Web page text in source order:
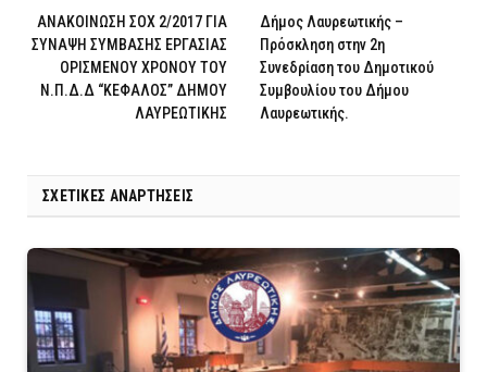
ΑΝΑΚΟΙΝΩΣΗ ΣΟΧ 2/2017 ΓΙΑ
ΣΥΝΑΨΗ ΣΥΜΒΑΣΗΣ ΕΡΓΑΣΙΑΣ
ΟΡΙΣΜΕΝΟΥ ΧΡΟΝΟΥ ΤΟΥ
Ν.Π.Δ.Δ “ΚΕΦΑΛΟΣ” ΔΗΜΟΥ
ΛΑΥΡΕΩΤΙΚΗΣ
Δήμος Λαυρεωτικής –
Πρόσκληση στην 2η
Συνεδρίαση του Δημοτικού
Συμβουλίου του Δήμου
Λαυρεωτικής.
ΣΧΕΤΙΚΈΣ ΑΝΑΡΤΉΣΕΙΣ